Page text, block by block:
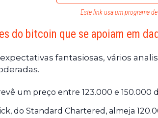
Este link usa um programa
do bitcoin que se apoiam em
fantasiosas, vários
um preço entre 123.000 e 150.000
do Standard Chartered, almeja